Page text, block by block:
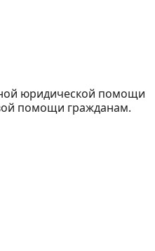
юридической помощи
помощи гражданам.